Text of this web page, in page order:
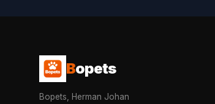
Bopets
Bopets, Herman Johan